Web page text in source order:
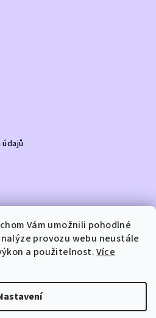
Vám umožnili pohodlné
provozu webu neustále
a použitelnost.Více